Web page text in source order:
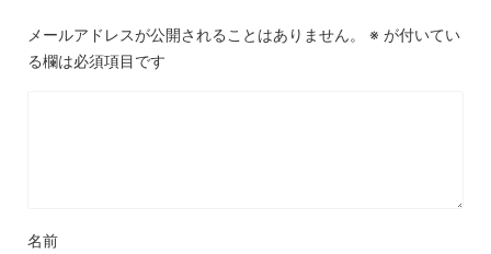
メールアドレスが公開されることはありません。 ※ が付いてい
る欄は必須項目です
名前